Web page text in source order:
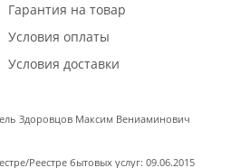
Гарантия на товар
Условия оплаты
Условия доставки
Здоровцов Максим Вениаминович
Реестре бытовых услуг: 09.06.2015